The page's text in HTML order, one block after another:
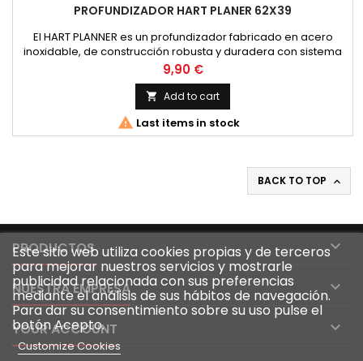
PROFUNDIZADOR HART PLANER 62X39
El HART PLANNER es un profundizador fabricado en acero
inoxidable, de construcción robusta y duradera con sistema
de inclinación ascendente tras la picada. Podremos
utilizarlos para trolling ligero, pesca de calamar a curricán
y/o pesca de altura
Price
9,90 €
 Add to cart
 Last items in stock
BACK TO TOP 
PRODUCTOS 
NUESTRA EMPRESA 
YOUR ACCOUNT 
Este sitio web utiliza cookies propias y de terceros
para mejorar nuestros servicios y mostrarle
publicidad relacionada con sus preferencias
mediante el análisis de sus hábitos de navegación.
Para dar su consentimiento sobre su uso pulse el
botón Acepto.
Customize Cookies